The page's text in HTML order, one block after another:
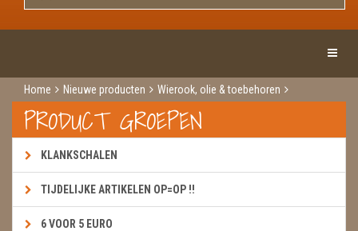
Home Nieuwe producten
Wierook, olie & toebehoren
Wierook
Wierook hem / darshan
PRODUCT GROEPEN
KLANKSCHALEN
TIJDELIJKE ARTIKELEN OP=OP !!
6 VOOR 5 EURO